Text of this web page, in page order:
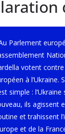
Parlement
votent
à l’Ukraine.
simple : l’Ukraine
ils agissent
et trahissent
et de la